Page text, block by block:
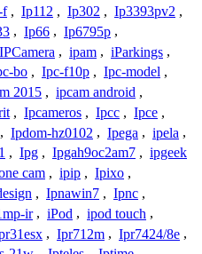
f , Ip112 , Ip302 , Ip3393pv2 ,
, Ip66 , Ip6795p ,
, ipam , iParkings ,
bo , Ipc-f10p , Ipc-model ,
2015 , ipcam android ,
, Ipcameros , Ipcc , Ipce ,
, Ipdom-hz0102 , Ipega , ipela ,
, Ipg , Ipgah9oc2am7 , ipgeek
cam , ipip , Ipixo ,
, Ipnawin7 , Ipnc ,
ir , iPod , ipod touch ,
, Ipr712m , Ipr7424/8e ,